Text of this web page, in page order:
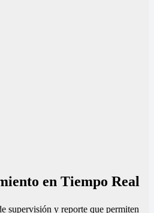
en Tiempo Real
supervisión y reporte que permiten